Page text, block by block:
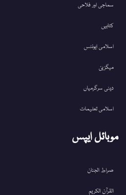
سماجی اور فلاحی
کتابیں
اسلامی ایونٹس
میگزین
دینی سرگرمیاں
اسلامی تعلیمات
موبائل ایپس
صراط الجنان
القرآن الکریم